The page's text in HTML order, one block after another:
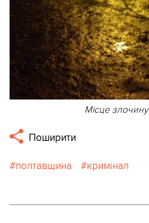
Місце злочину
Поширити
полтавщина кримінал